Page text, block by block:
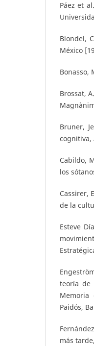
Páez et
Blondel,
México
Bonasso,
Brossat,
Bruner,
cognitiva,
Cabildo,
los
Cassirer,
de la
Esteve
teoría de
Memoria
Paidós,
más